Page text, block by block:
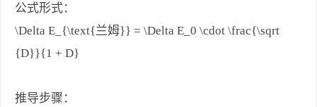
公式形式：
\Delta E_{\text{兰姆}} = \Delta E_0 \cdot \frac{\sqrt
{D}}{1 + D}
推导步骤：